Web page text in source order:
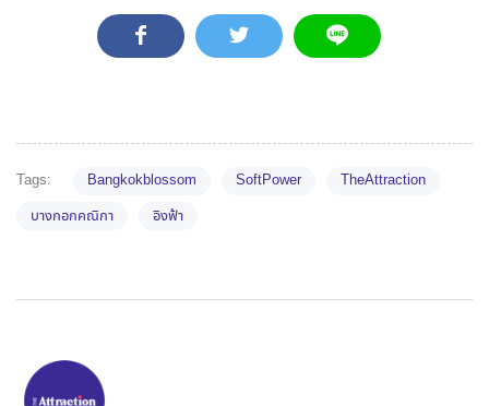
Tags: Bangkokblossom SoftPower
TheAttraction
บางกอกคณิกา
อิงฟ้า